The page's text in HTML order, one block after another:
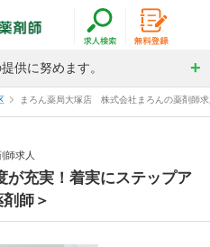
供に努めます。
まろん薬局大塚店 株式会社まろんの薬剤師
師求人
が充実！着実にステップア
師＞